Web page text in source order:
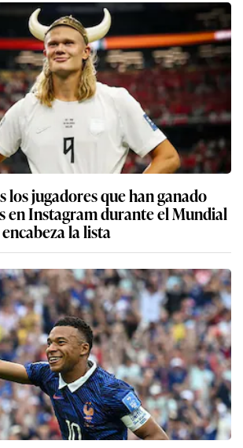
los jugadores que han ganado
en Instagram durante el Mundial
la lista